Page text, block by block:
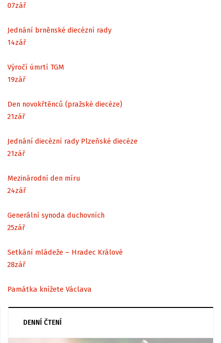
07zář
Jednání brněnské diecézní rady
14zář
Výročí úmrtí TGM
19zář
Den novokřtěnců (pražské diecéze)
21zář
Jednání diecézní rady Plzeňské diecéze
21zář
Mezinárodní den míru
24zář
Generální synoda duchovních
25zář
Setkání mládeže – Hradec Králové
28zář
Památka knížete Václava
DENNÍ ČTENÍ